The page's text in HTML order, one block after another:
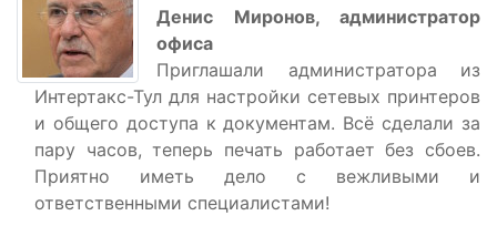
Денис Миронов, администратор
офиса
Приглашали администратора из
Интертакс-Тул для настройки сетевых принтеров
и общего доступа к документам. Всё сделали за
пару часов, теперь печать работает без сбоев.
Приятно иметь дело с вежливыми и
ответственными специалистами!